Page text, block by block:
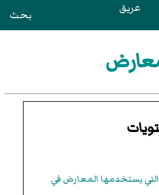
عريق بحث
التي يستخدمها المعارض في